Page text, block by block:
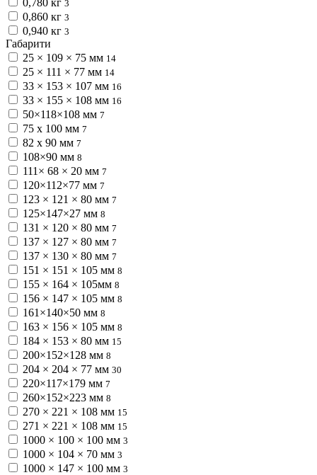
0,780 кг 3
0,860 кг 3
0,940 кг 3
Габарити
25 × 109 × 75 мм 14
25 × 111 × 77 мм 14
33 × 153 × 107 мм 16
33 × 155 × 108 мм 16
50×118×108 мм 7
75 x 100 мм 7
82 x 90 мм 7
108×90 мм 8
111× 68 × 20 мм 7
120×112×77 мм 7
123 × 121 × 80 мм 7
125×147×27 мм 8
131 × 120 × 80 мм 7
137 × 127 × 80 мм 7
137 × 130 × 80 мм 7
151 × 151 × 105 мм 8
155 × 164 × 105мм 8
156 × 147 × 105 мм 8
161×140×50 мм 8
163 × 156 × 105 мм 8
184 × 153 × 80 мм 15
200×152×128 мм 8
204 × 204 × 77 мм 30
220×117×179 мм 7
260×152×223 мм 8
270 × 221 × 108 мм 15
271 × 221 × 108 мм 15
1000 × 100 × 100 мм 3
1000 × 104 × 70 мм 3
1000 × 147 × 100 мм 3